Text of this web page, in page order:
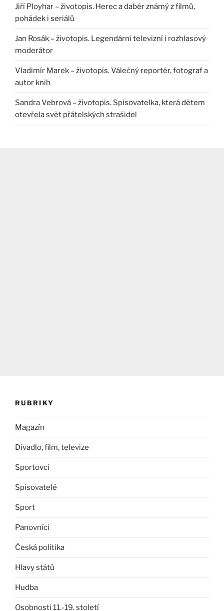
Jiří Ployhar – životopis. Herec a dabér známý z filmů,
pohádek i seriálů
Jan Rosák – životopis. Legendární televizní i rozhlasový
moderátor
Vladimír Marek – životopis. Válečný reportér, fotograf a
autor knih
Sandra Vebrová – životopis. Spisovatelka, která dětem
otevřela svět přátelských strašidel
RUBRIKY
Magazín
Divadlo, film, televize
Sportovci
Spisovatelé
Sport
Panovníci
Česká politika
Hlavy států
Hudba
Osobnosti 11.-19. století